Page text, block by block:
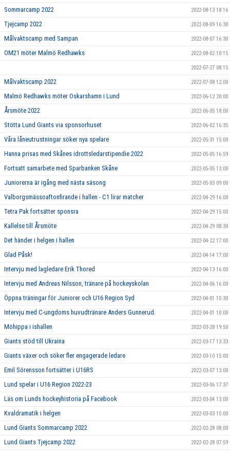
Sommarcamp 2022 2022-08-13 18:16
Tjejcamp 2022 2022-08-09 16:30
Målvaktscamp med Sampan 2022-08-07 16:30
OM21 möter Malmö Redhawks 2022-08-02 10:15
2022-07-27 08:15
Målvaktscamp 2022 2022-07-08 12:00
Malmö Redhawks möter Oskarshamn i Lund 2022-06-12 20:00
Årsmöte 2022 2022-06-05 18:00
Stötta Lund Giants via sponsorhuset 2022-06-02 16:35
Våra låneutrustningar söker nya spelare 2022-05-31 15:00
Hanna prisas med Skånes idrottsledarstipendie 2022 2022-05-05 16:59
Fortsatt samarbete med Sparbanken Skåne 2022-05-05 13:00
Juniorerna är igång med nästa säsong 2022-05-03 09:00
Valborgsmässoaftonfirande i hallen - C1 lirar matcher 2022-04-29 16:00
Tetra Pak fortsätter sponsra 2022-04-29 15:00
Kallelse till Årsmöte 2022-04-29 08:30
Det händer i helgen i hallen 2022-04-22 17:00
Glad Påsk! 2022-04-14 17:00
Intervju med lagledare Erik Thored 2022-04-13 16:00
Intervju med Andreas Nilsson, tränare på hockeyskolan 2022-04-06 16:00
Öppna träningar för Juniorer och U16 Region Syd 2022-04-01 15:30
Intervju med C-ungdoms huvudtränare Anders Gunnerud. 2022-04-01 10:00
Möhippa i ishallen 2022-03-28 19:50
Giants stöd till Ukraina 2022-03-17 13:33
Giants växer och söker fler engagerade ledare 2022-03-10 15:00
Emil Sörensson fortsätter i U16RS 2022-03-07 13:00
Lund spelar i U16 Region 2022-23 2022-03-06 17:37
Läs om Lunds hockeyhistoria på Facebook 2022-03-04 13:00
Kvaldramatik i helgen 2022-03-03 15:00
Lund Giants Sommarcamp 2022 2022-02-28 08:00
Lund Giants Tjejcamp 2022 2022-02-28 07:59